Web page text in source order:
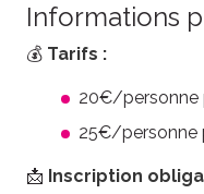
Informations
💰 Tarifs :
20€/personne
25€/personne
📩 Inscription